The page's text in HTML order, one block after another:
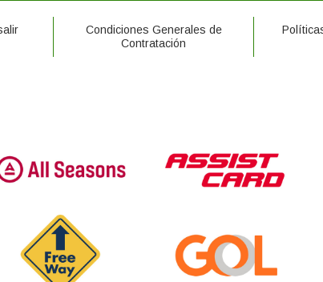
Condiciones Generales de
Contratación